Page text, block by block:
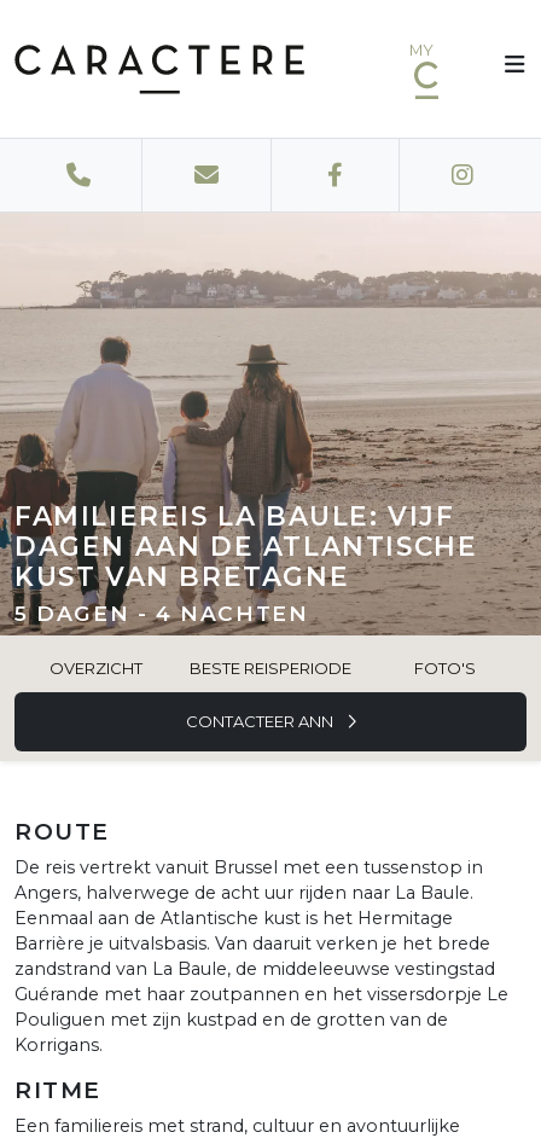
MY
FAMILIEREIS LA BAULE: VIJF
DAGEN AAN DE ATLANTISCHE
KUST VAN BRETAGNE
5 DAGEN - 4 NACHTEN
OVERZICHT BESTE REISPERIODE FOTO'S
CONTACTEER ANN
ROUTE
De reis vertrekt vanuit Brussel met een tussenstop in
Angers, halverwege de acht uur rijden naar La Baule.
Eenmaal aan de Atlantische kust is het Hermitage
Barrière je uitvalsbasis. Van daaruit verken je het brede
zandstrand van La Baule, de middeleeuwse vestingstad
Guérande met haar zoutpannen en het vissersdorpje Le
Pouliguen met zijn kustpad en de grotten van de
Korrigans.
RITME
Een familiereis met strand, cultuur en avontuurlijke